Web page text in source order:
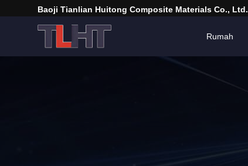
Baoji Tianlian Huitong Composite Materials Co., Ltd.
Rumah